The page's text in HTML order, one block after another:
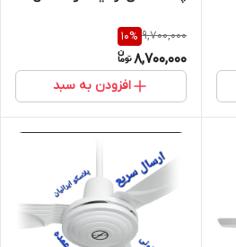
9,700,000
10%
8,700,000
افزودن به سبد